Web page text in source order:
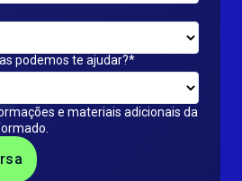
podemos te ajudar?*
e materiais adicionais da